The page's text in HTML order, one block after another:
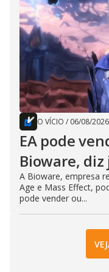
O VÍCIO / 06/08/2026
EA pode
Bioware,
A Bioware, empresa
Age e Mass Effect,
pode vender ou...